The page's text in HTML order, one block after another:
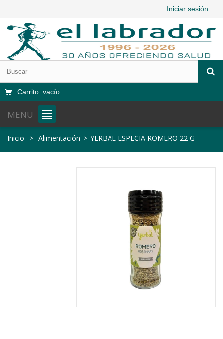
Iniciar sesión
Carrito: vacío
MENU
Inicio > Alimentación > YERBAL ESPECIA ROMERO 22 G